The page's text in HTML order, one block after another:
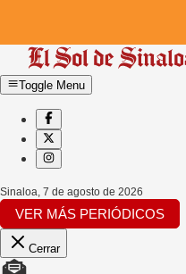
Toggle Menu
Sinaloa, 7 de agosto de 2026
VER MÁS PERIÓDICOS
Cerrar